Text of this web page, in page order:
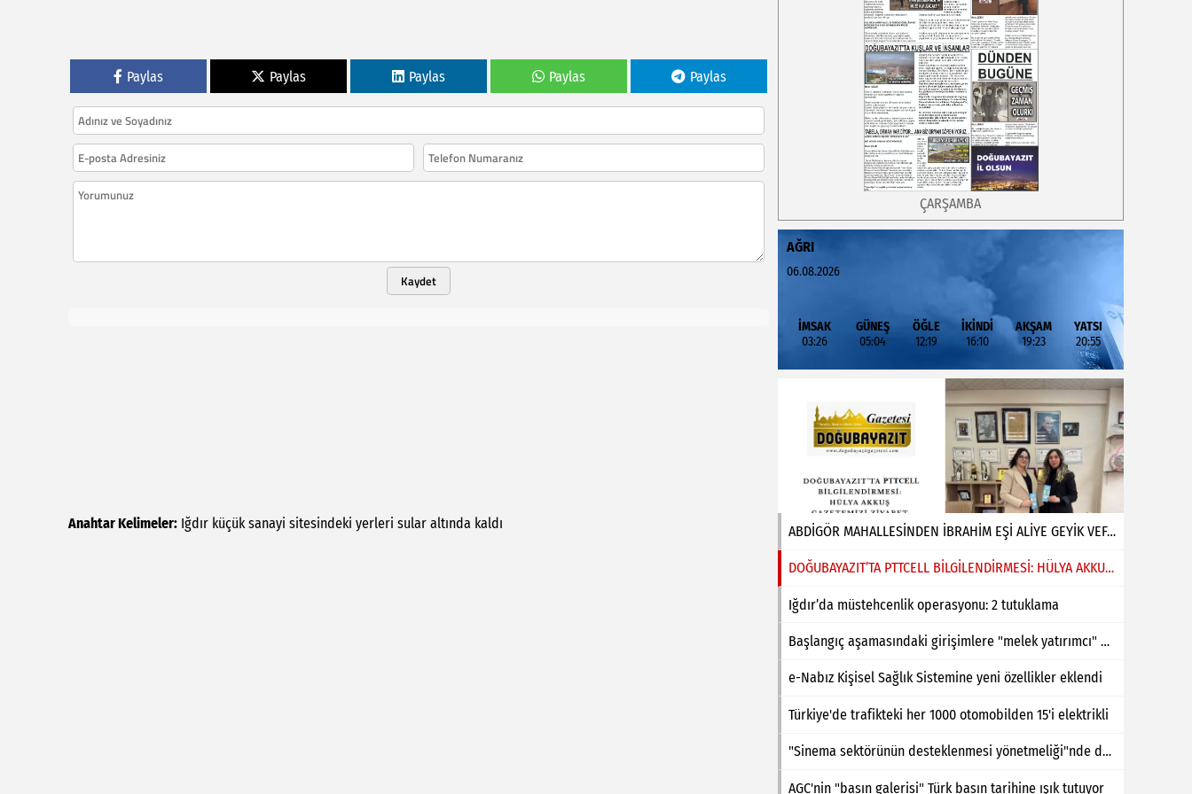
Paylas Paylas Paylas Paylas Paylas
Kaydet
Anahtar Kelimeler: Iğdır küçük sanayi sitesindeki yerleri sular altında kaldı
ÇARŞAMBA
AĞRI
06.08.2026
İMSAK
03:26
GÜNEŞ
05:04
ÖĞLE
12:19
İKİNDİ
16:10
AKŞAM
19:23
YATSI
20:55
ABDİGÖR MAHALLESİNDEN İBRAHİM EŞİ ALİYE GEYİK VEFAT ETMİŞTİR
DOĞUBAYAZIT’TA PTTCELL BİLGİLENDİRMESİ: HÜLYA AKKUŞ GAZETEMİZİ ZİYARET ETTİ
Iğdır’da müstehcenlik operasyonu: 2 tutuklama
Başlangıç aşamasındaki girişimlere "melek yatırımcı" desteği
e-Nabız Kişisel Sağlık Sistemine yeni özellikler eklendi
Türkiye'de trafikteki her 1000 otomobilden 15'i elektrikli
"Sinema sektörünün desteklenmesi yönetmeliği"nde değişiklik yapıldı
AGC'nin "basın galerisi" Türk basın tarihine ışık tutuyor